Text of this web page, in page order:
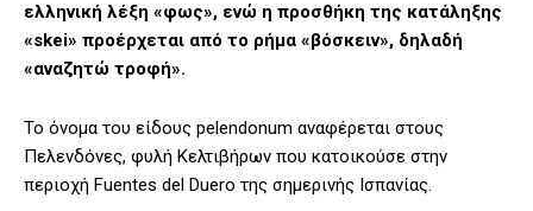
ελληνική λέξη «φως», ενώ η προσθήκη της κατάληξης
«skei» προέρχεται από το ρήμα «βόσκειν», δηλαδή
«αναζητώ τροφή».
Το όνομα του είδους pelendonum αναφέρεται στους
Πελενδόνες, φυλή Κελτιβήρων που κατοικούσε στην
περιοχή Fuentes del Duero της σημερινής Ισπανίας.